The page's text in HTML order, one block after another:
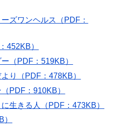
ズワンヘルス（PDF：
452KB）
（PDF：519KB）
り（PDF：478KB）
PDF：910KB）
生きる人（PDF：473KB）